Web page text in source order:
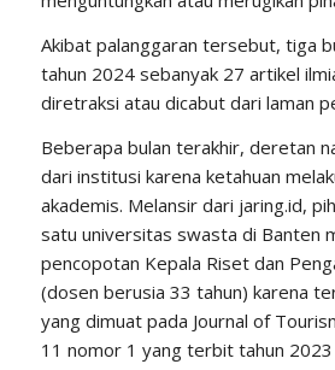
Akibat palanggaran tersebut, tiga
tahun 2024 sebanyak 27 artikel
diretraksi atau dicabut dari laman
Beberapa bulan terakhir, deretan
dari institusi karena ketahuan
akademis. Melansir dari jaring.id,
satu universitas swasta di Banten
pencopotan Kepala Riset dan
(dosen berusia 33 tahun) karena
yang dimuat pada Journal of
11 nomor 1 yang terbit tahun